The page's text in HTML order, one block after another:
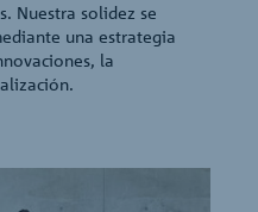
Nuestra solidez se
una estrategia
la